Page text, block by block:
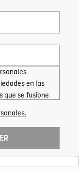
en las
que se fusione
contactarme
de SMS,
o por